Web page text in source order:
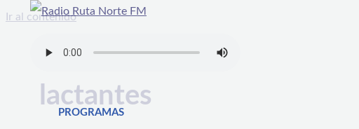
Ir al contenido
PROGRAMAS
lactantes